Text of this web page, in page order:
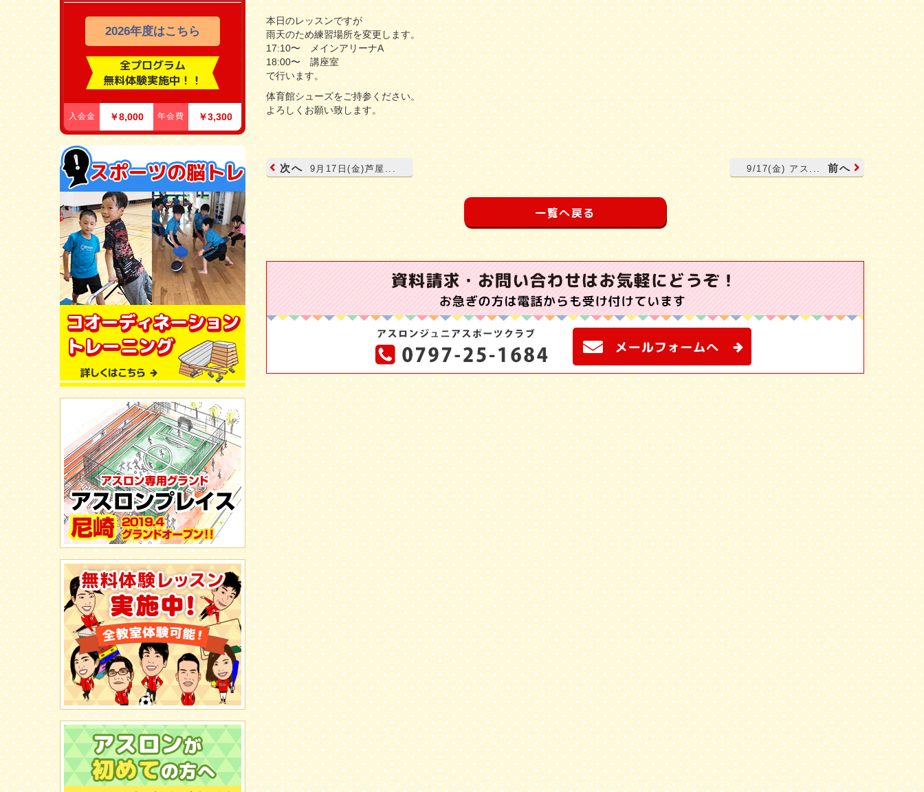
本日のレッスンですが
雨天のため練習場所を変更します。
17:10〜 メインアリーナA
18:00〜 講座室
で行います。
体育館シューズをご持参ください。
よろしくお願い致します。
次へ 9月17日(金)芦屋... 9/17(金) アス... 前へ
一覧へ戻る
2026年度はこちら
全プログラム
無料体験実施中！！
入会金 ￥8,000 年会費 ￥3,300